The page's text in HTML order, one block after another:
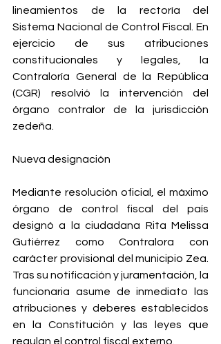
lineamientos de la rectoría del
Sistema Nacional de Control Fiscal. En
ejercicio de sus atribuciones
constitucionales y legales, la
Contraloría General de la República
(CGR) resolvió la intervención del
órgano contralor de la jurisdicción
zedeña.
Nueva designación
Mediante resolución oficial, el máximo
órgano de control fiscal del país
designó a la ciudadana Rita Melissa
Gutiérrez como Contralora con
carácter provisional del municipio Zea.
Tras su notificación y juramentación, la
funcionaria asume de inmediato las
atribuciones y deberes establecidos
en la Constitución y las leyes que
regulan el control fiscal externo.